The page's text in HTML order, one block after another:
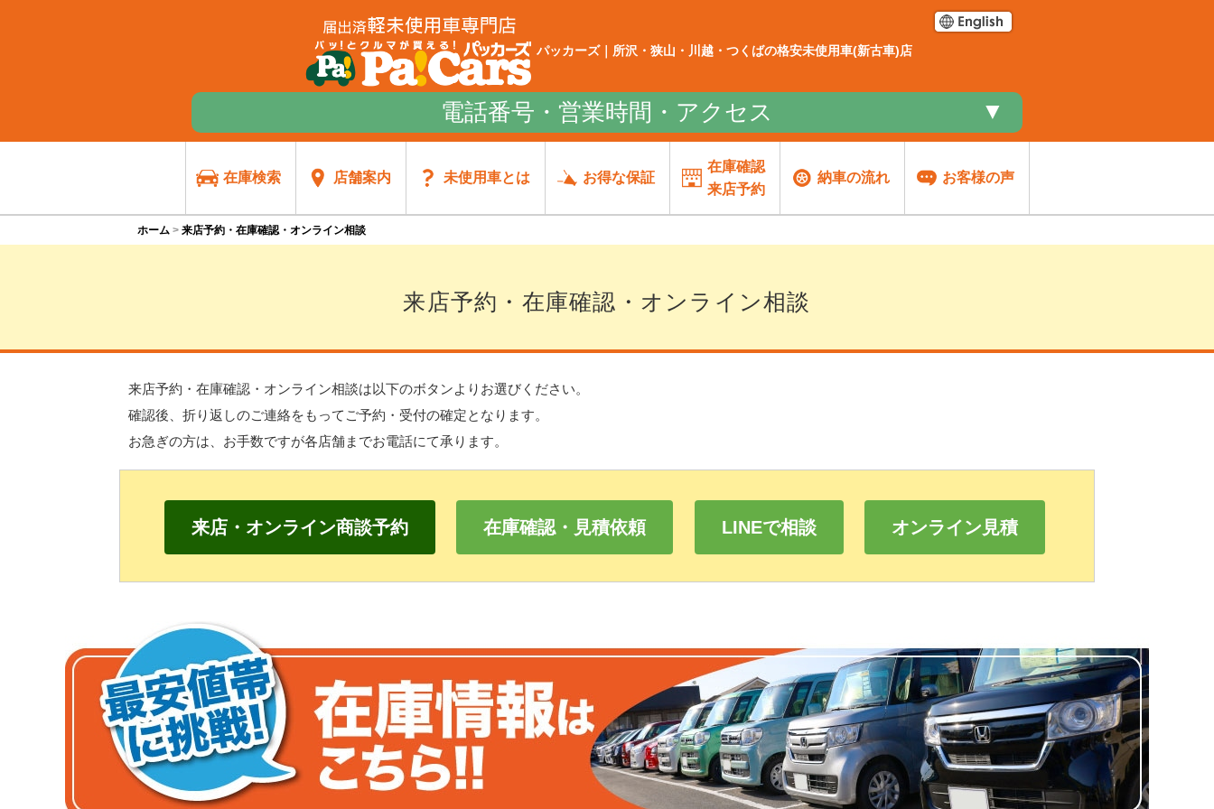
パッカーズ｜所沢・狭山・川越・つくばの格安未使用車(新古車)店
電話番号・営業時間・アクセス ▼
在庫検索 店舗案内 未使用車とは お得な保証
在庫確認
来店予約
納車の流れ お客様の声
ホーム 来店予約・在庫確認・オンライン相談
来店予約・在庫確認・オンライン相談
来店予約・在庫確認・オンライン相談は以下のボタンよりお選びください。
確認後、折り返しのご連絡をもって ご予約・受付の確定となります。
お急ぎの方は、 お手数ですが各店舗までお電話にて承ります。
来店・オンライン商談予約 在庫確認・見積依頼 LINEで相談 オンライン見積